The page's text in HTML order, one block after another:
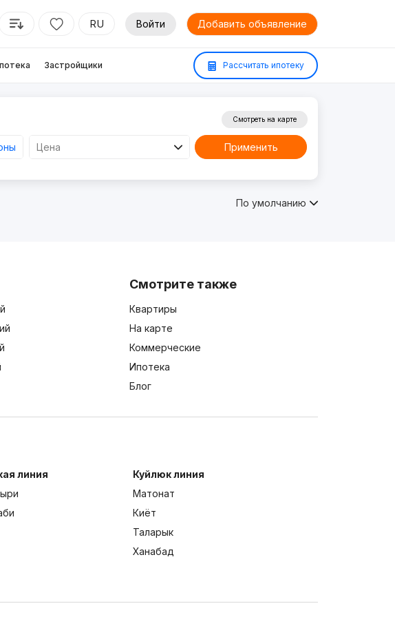
RU Войти Добавить объявление
Застройщики Рассчитать ипотеку
Цена
Смотреть на карте
Применить
По умолчанию
Смотрите также
Квартиры
На карте
Коммерческие
Ипотека
Блог
линия
Куйлюк линия
Матонат
Киёт
Таларык
Ханабад